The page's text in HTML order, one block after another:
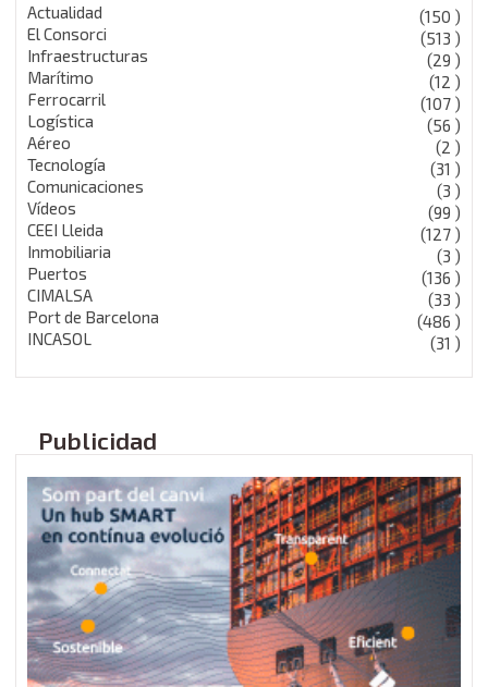
Actualidad
(150 )
El Consorci
(513 )
Infraestructuras
(29 )
Marítimo
(12 )
Ferrocarril
(107 )
Logística
(56 )
Aéreo
(2 )
Tecnología
(31 )
Comunicaciones
(3 )
Vídeos
(99 )
CEEI Lleida
(127 )
Inmobiliaria
(3 )
Puertos
(136 )
CIMALSA
(33 )
Port de Barcelona
(486 )
INCASOL
(31 )
Publicidad